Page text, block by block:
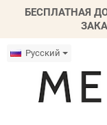
БЕСПЛАТНАЯ
Русский